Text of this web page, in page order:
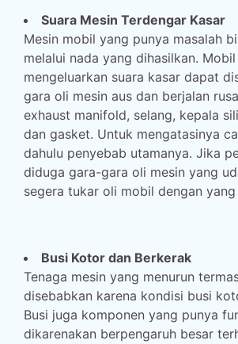
Suara Mesin Terdengar Kasar
Mesin mobil yang punya masalah
melalui nada yang dihasilkan.
mengeluarkan suara kasar dapat
gara oli mesin aus dan berjalan
exhaust manifold, selang, kepala
dan gasket. Untuk mengatasinya
dahulu penyebab utamanya. Jika
diduga gara-gara oli mesin yang
segera tukar oli mobil dengan yang
Busi Kotor dan Berkerak
Tenaga mesin yang menurun
disebabkan karena kondisi busi
Busi juga komponen yang punya
dikarenakan berpengaruh besar